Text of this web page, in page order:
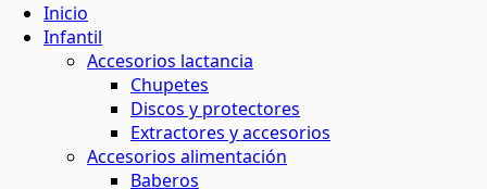
Inicio
Infantil
Accesorios lactancia
Chupetes
Discos y protectores
Extractores y accesorios
Accesorios alimentación
Baberos